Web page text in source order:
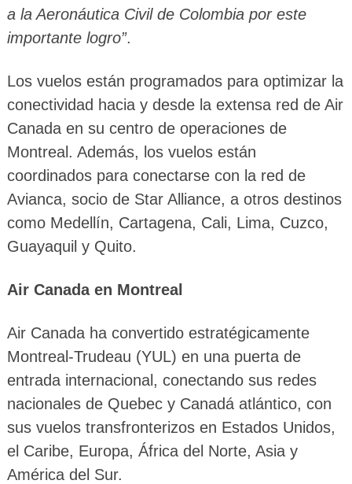
a la Aeronáutica Civil de Colombia por este
importante logro”.
Los vuelos están programados para optimizar la
conectividad hacia y desde la extensa red de Air
Canada en su centro de operaciones de
Montreal. Además, los vuelos están
coordinados para conectarse con la red de
Avianca, socio de Star Alliance, a otros destinos
como Medellín, Cartagena, Cali, Lima, Cuzco,
Guayaquil y Quito.
Air Canada en Montreal
Air Canada ha convertido estratégicamente
Montreal-Trudeau (YUL) en una puerta de
entrada internacional, conectando sus redes
nacionales de Quebec y Canadá atlántico, con
sus vuelos transfronterizos en Estados Unidos,
el Caribe, Europa, África del Norte, Asia y
América del Sur.